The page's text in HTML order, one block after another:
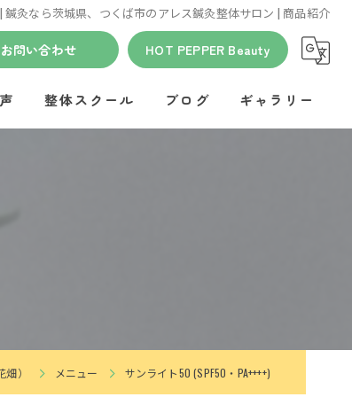
| 鍼灸なら茨城県、つくば市のアレス鍼灸整体サロン | 商品紹介
お問い合わせ HOT PEPPER Beauty
整体スクール ブログ ギャラリー
） メニュー サンライト50 (SPF50・PA++++)